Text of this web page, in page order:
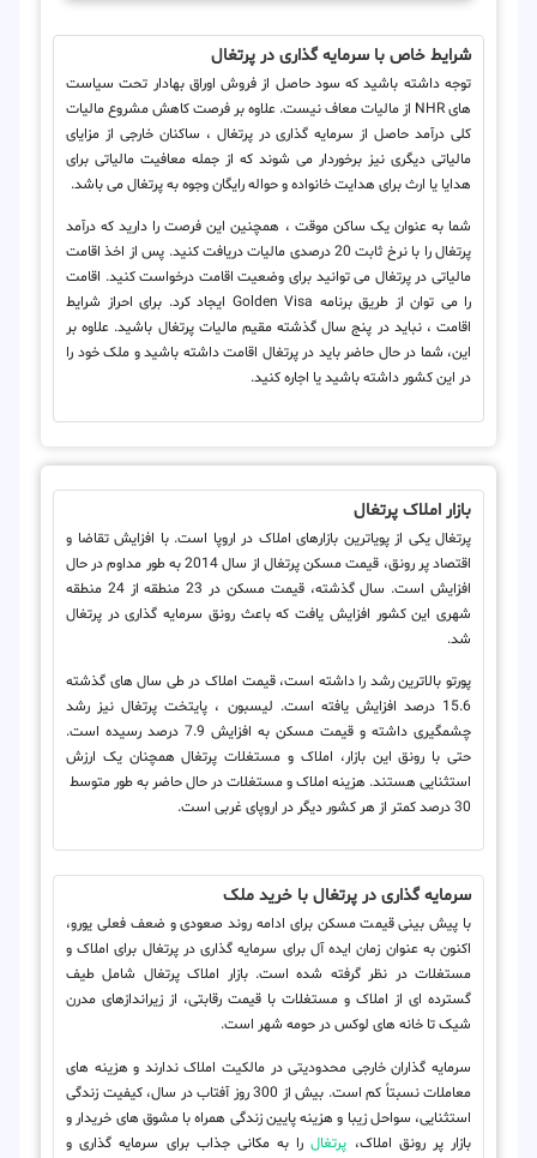
شرایط خاص با سرمایه گذاری در پرتغال
توجه داشته باشید که سود حاصل از فروش اوراق بهادار تحت سیاست
های NHR از مالیات معاف نیست. علاوه بر فرصت کاهش مشروع مالیات
کلی درآمد حاصل از سرمایه گذاری در پرتغال ، ساکنان خارجی از مزایای
مالیاتی دیگری نیز برخوردار می شوند که از جمله معافیت مالیاتی برای
هدایا یا ارث برای هدایت خانواده و حواله رایگان وجوه به پرتغال می باشد.
شما به عنوان یک ساکن موقت ، همچنین این فرصت را دارید که درآمد
پرتغال را با نرخ ثابت 20 درصدی مالیات دریافت کنید. پس از اخذ اقامت
مالیاتی در پرتغال می توانید برای وضعیت اقامت درخواست کنید. اقامت
را می توان از طریق برنامه Golden Visa ایجاد کرد. برای احراز شرایط
اقامت ، نباید در پنج سال گذشته مقیم مالیات پرتغال باشید. علاوه بر
این، شما در حال حاضر باید در پرتغال اقامت داشته باشید و ملک خود را
در این کشور داشته باشید یا اجاره کنید.
بازار املاک پرتغال
پرتغال یکی از پویاترین بازارهای املاک در اروپا است. با افزایش تقاضا و
اقتصاد پر رونق، قیمت مسکن پرتغال از سال 2014 به طور مداوم در حال
افزایش است. سال گذشته، قیمت مسکن در 23 منطقه از 24 منطقه
شهری این کشور افزایش یافت که باعث رونق سرمایه گذاری در پرتغال
شد.
پورتو بالاترین رشد را داشته است، قیمت املاک در طی سال های گذشته
15.6 درصد افزایش یافته است. لیسبون ، پایتخت پرتغال نیز رشد
چشمگیری داشته و قیمت مسکن به افزایش 7.9 درصد رسیده است.
حتی با رونق این بازار، املاک و مستغلات پرتغال همچنان یک ارزش
30 درصد کمتر از هر کشور دیگر در اروپای غربی است.
سرمایه گذاری در پرتغال با خرید ملک
با پیش بینی قیمت مسکن برای ادامه روند صعودی و ضعف فعلی یورو،
اکنون به عنوان زمان ایده آل برای سرمایه گذاری در پرتغال برای املاک و
مستغلات در نظر گرفته شده است. بازار املاک پرتغال شامل طیف
گسترده ای از املاک و مستغلات با قیمت رقابتی، از زیراندازهای مدرن
شیک تا خانه های لوکس در حومه شهر است.
سرمایه گذاران خارجی محدودیتی در مالکیت املاک ندارند و هزینه های
معاملات نسبتاً کم است. بیش از 300 روز آفتاب در سال، کیفیت زندگی
استثنایی، سواحل زیبا و هزینه پایین زندگی همراه با مشوق های خریدار و
بازار پر رونق املاک، پرتغال را به مکانی جذاب برای سرمایه گذاری و